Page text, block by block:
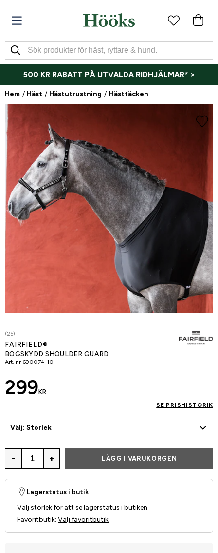
500 KR RABATT PÅ UTVALDA RIDHJÄLMAR* >
Hem Häst Hästutrustning Hästtäcken
(25)
FAIRFIELD®
BOGSKYDD SHOULDER GUARD
Art. nr 690074-10
299 KR
SE PRISHISTORIK
Välj: Storlek
- + LÄGG I VARUKORGEN
Lagerstatus i butik
Välj storlek för att se lagerstatus i butiken
Favoritbutik: Välj favoritbutik